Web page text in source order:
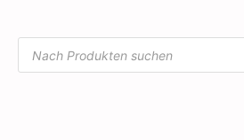
Products
search